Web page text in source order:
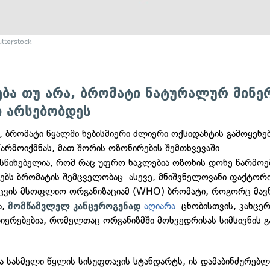
თუ არა, ბრომატი ნატურალურ
არსებობდეს
ბრომატი წყალში ნებისმიერი ძლიერი ოქსიდანტის
მათ შორის ოზონირების შემთხვევაში.
რომ რაც უფრო ნაკლებია ოზონის დონე
ბრომატის შემცველობაც. ასევე, მნიშვნელოვანი
მსოფლიო ორგანიზაციამ (WHO) ბრომატი, როგორც
მომწამვლელ კანცეროგენად აღიარა. ცნობისთვის,
რომელთაც ორგანიზმში მოხვედრისას სიმსივნის
სასმელი წყლის სისუფთავის სტანდარტს, ის